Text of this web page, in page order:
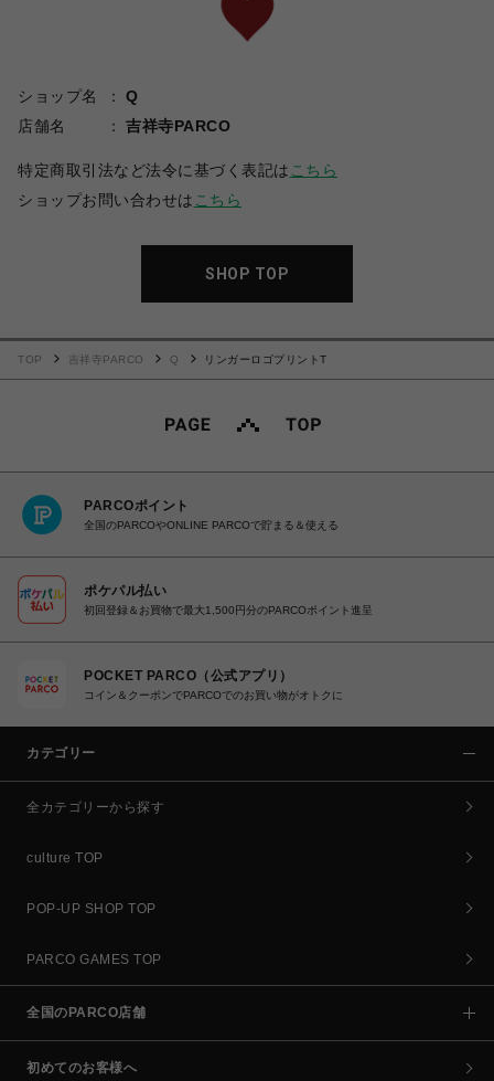
ショップ名
Q
店舗名
吉祥寺PARCO
特定商取引法など法令に基づく表記は こちら
ショップお問い合わせは こちら
SHOP TOP
TOP 吉祥寺PARCO Q リンガーロゴプリントT
PARCOポイント
全国のPARCOやONLINE PARCOで貯まる＆使える
ポケパル払い
初回登録＆お買物で最大1,500円分のPARCOポイント進呈
POCKET PARCO（公式アプリ）
コイン＆クーポンでPARCOでのお買い物がオトクに
カテゴリー
全カテゴリーから探す
culture TOP
POP-UP SHOP TOP
PARCO GAMES TOP
全国のPARCO店舗
初めてのお客様へ